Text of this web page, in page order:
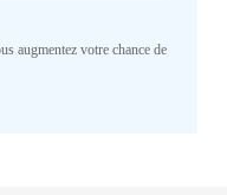
augmentez votre chance de